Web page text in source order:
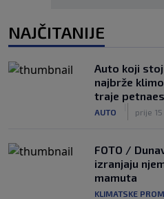
NAJČITANIJE
Auto koji
najbrže
traje
AUTO prije 15
FOTO /
izranjaju
mamuta
KLIMATSKE